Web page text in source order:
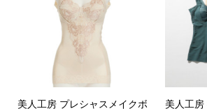
美人工房 プレシャスメイクボ
美人工房